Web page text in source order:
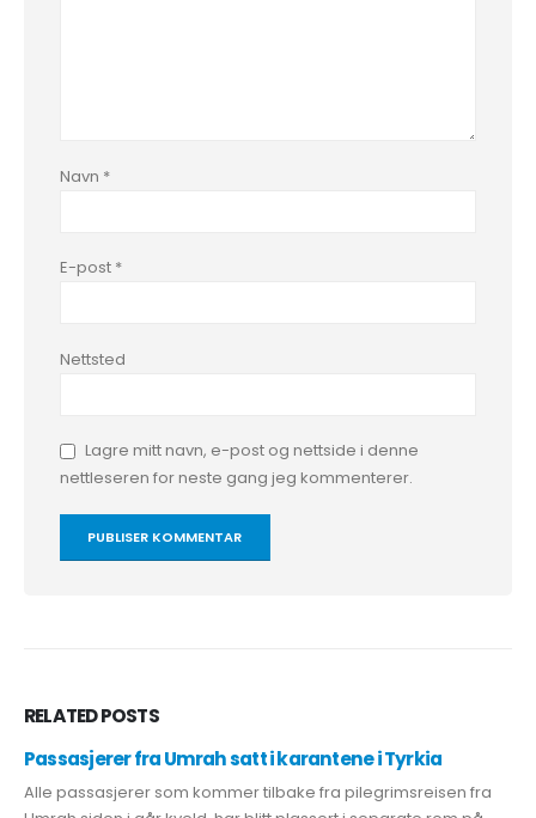
Navn *
E-post *
Nettsted
Lagre mitt navn, e-post og nettside i denne
nettleseren for neste gang jeg kommenterer.
RELATEDPOSTS
Passasjerer fra Umrah satt i karantene i Tyrkia
Alle passasjerer som kommer tilbake fra pilegrimsreisen fra